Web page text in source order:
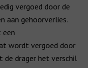
vergoed door de
aan gehoorverlies.
wordt vergoed door
de drager het verschil